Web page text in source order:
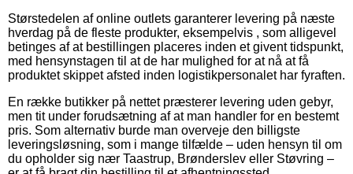
Størstedelen af online outlets garanterer levering på næste
hverdag på de fleste produkter, eksempelvis , som alligevel
betinges af at bestillingen placeres inden et givent tidspunkt,
med hensynstagen til at de har mulighed for at nå at få
produktet skippet afsted inden logistikpersonalet har fyraften.
En række butikker på nettet præsterer levering uden gebyr,
men tit under forudsætning af at man handler for en bestemt
pris. Som alternativ burde man overveje den billigste
leveringsløsning, som i mange tilfælde – uden hensyn til om
du opholder sig nær Taastrup, Brønderslev eller Støvring –